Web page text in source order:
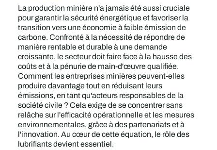
La production minière n'a jamais été aussi cruciale
pour garantir la sécurité énergétique et favoriser la
transition vers une économie à faible émission de
carbone. Confronté à la nécessité de répondre de
manière rentable et durable à une demande
croissante, le secteur doit faire face à la hausse des
coûts et à la pénurie de main-d'œuvre qualifiée.
Comment les entreprises minières peuvent-elles
produire davantage tout en réduisant leurs
émissions, en tant qu'acteurs responsables de la
société civile ? Cela exige de se concentrer sans
relâche sur l'efficacité opérationnelle et les mesures
environnementales, grâce à des partenariats et à
l'innovation. Au cœur de cette équation, le rôle des
lubrifiants devient essentiel.